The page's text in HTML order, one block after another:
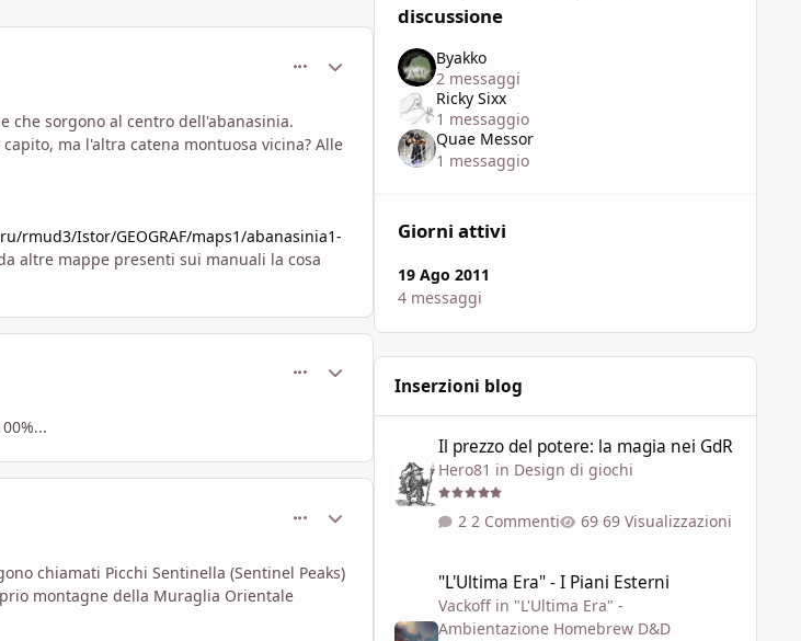
comment_629322
Statistiche Autore
che sorgono al centro dell'abanasinia.
ma l'altra catena montuosa vicina? Alle
rmud3/Istor/GEOGRAF/maps1/abanasinia1-
altre mappe presenti sui manuali la cosa
comment_629928
Statistiche Autore
comment_629952
Statistiche Autore
chiamati Picchi Sentinella (Sentinel Peaks)
montagne della Muraglia Orientale
discussione
Byakko
2 messaggi
Ricky Sixx
1 messaggio
Quae Messor
1 messaggio
Giorni attivi
19 Ago 2011
4 messaggi
Inserzioni blog
Il prezzo del potere: la magia nei GdR
Hero81 in Design di giochi
2 Commenti 69 Visualizzazioni
"L'Ultima Era" - I Piani Esterni
Vackoffin "L'Ultima Era" -
Ambientazione Homebrew D&D